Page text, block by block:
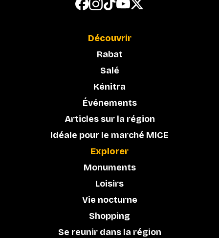
Découvrir
Rabat
Salé
Kénitra
Événements
Articles sur la région
Idéale pour le marché MICE
Explorer
Monuments
Loisirs
Vie nocturne
Shopping
Se reunir dans la région